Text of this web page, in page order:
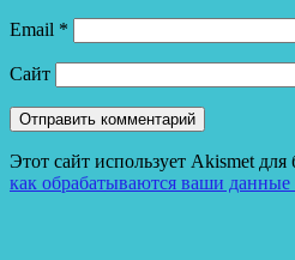
Email *
Сайт
Этот сайт использует Akismet
как обрабатываются ваши данные